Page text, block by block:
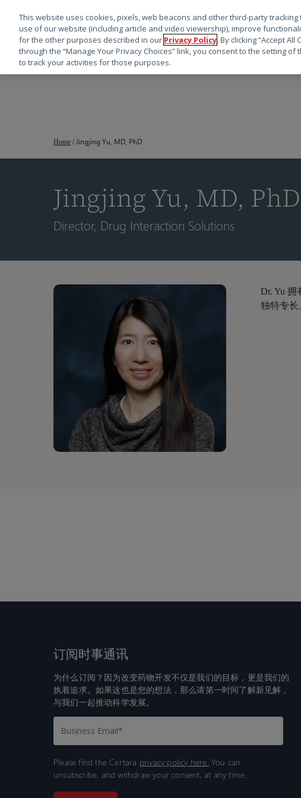
内
按回车键搜索，或按 ESC 键关闭
解决
Home / Jingjing Yu, MD, PhD
Jingjing Yu, MD, PhD
Director, Drug Interaction Solutions
Dr. Yu
独特专长
订阅时事通讯
为什么订阅？因为改变药物开发不仅是我们的目标，更是我们的
执着追求。如果这也是您的想法，那么请第一时间了解新见解，
与我们一起推动科学发展。
Please find the Certara privacy policy here. You can
unsubscribe, and withdraw your consent, at any time.
This website uses cookies, pixels, web beacons and other third-party tracking
use of our website (including article and video viewership), improve
for the other purposes described in our Privacy Policy. By clicking “Accept
through the “Manage Your Privacy Choices” link, you consent to the setting
to track your activities for those purposes.